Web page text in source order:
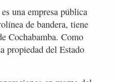
una empresa pública
de bandera, tiene
Cochabamba. Como
propiedad del Estado